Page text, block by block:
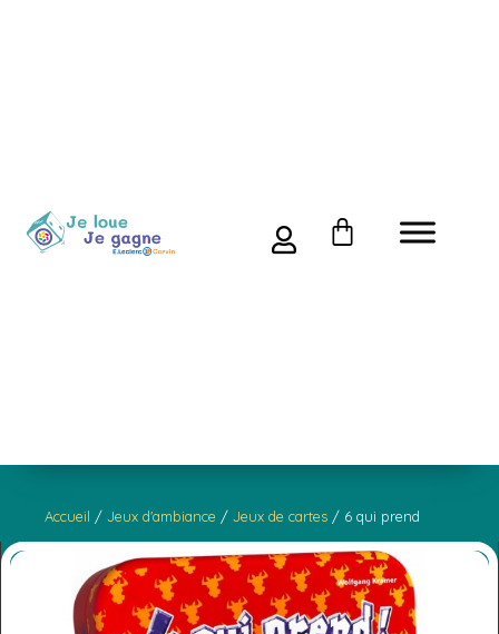
Accueil /Jeux d'ambiance /Jeux de cartes / 6 qui prend